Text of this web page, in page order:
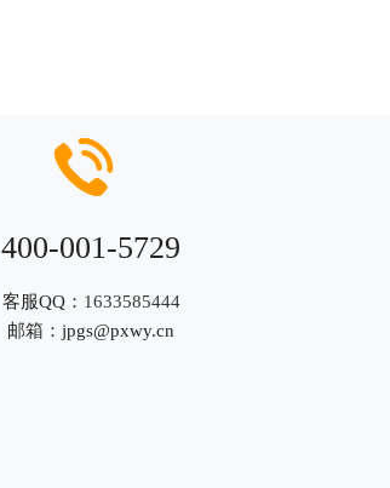
400-001-5729
客服QQ： 1633585444
邮箱： jpgs@pxwy.cn